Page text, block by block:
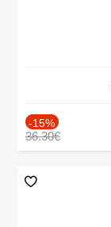
-15%
36.30€